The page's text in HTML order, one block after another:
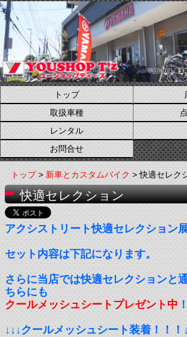
トップ
取扱車種
レンタル
お問合せ
トップ>新車とカスタムバイク> 快適セレク
快適セレクション
アクシストリート快適セレクション
セット内容は下記になります。
さらに当店では快適セレクションと
ちらにも
クールメッシュシートプレゼント中！
↓↓↓クールメッシュシート装着！！！